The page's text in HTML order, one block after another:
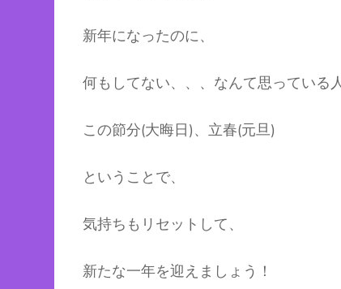
新年になったのに、
何もしてない、、、なんて思っている人
この節分(大晦日)、立春(元旦)
ということで、
気持ちもリセットして、
新たな一年を迎えましょう！